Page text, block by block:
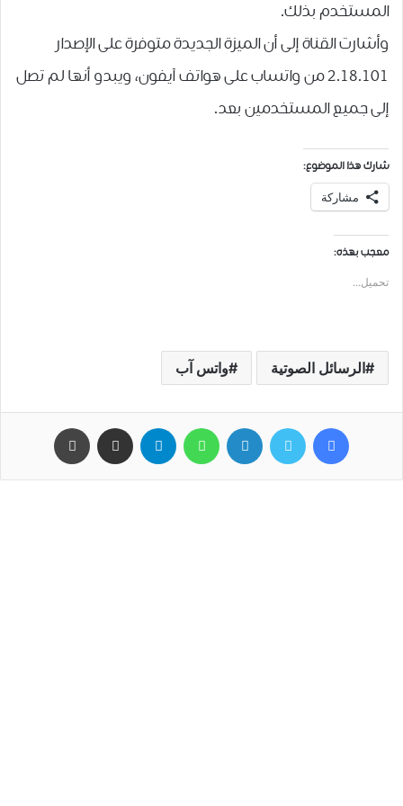
المستخدم بذلك.
وأشارت القناة إلى أن الميزة الجديدة متوفرة على الإصدار
2.18.101 من واتساب على هواتف آيفون، ويبدو أنها لم تصل
إلى جميع المستخدمين بعد.
شارك هذا الموضوع:
مشاركة
معجب بهذه:
تحميل...
الرسائل الصوتية واتس آب
فيسبوك تويتر لينكدإن واتساب تيلقرام مشاركة عبر البريد